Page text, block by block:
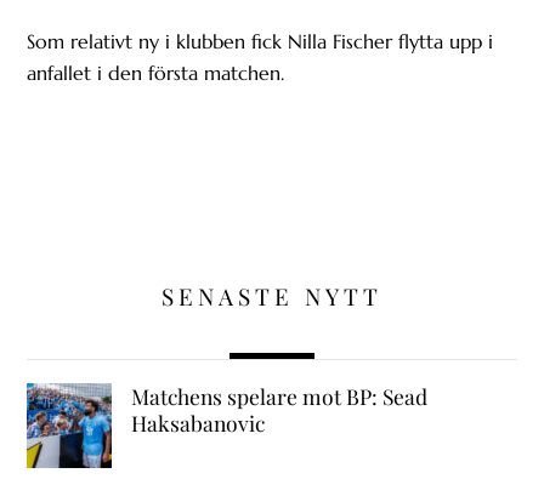
Som relativt ny i klubben fick Nilla Fischer flytta upp i
anfallet i den första matchen.
SENASTE NYTT
Matchens spelare mot BP: Sead
Haksabanovic